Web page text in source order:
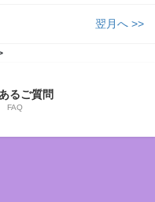
翌月へ >>
コ
テ
ン
ナ
ゲ
ー
るご質問
FAQ